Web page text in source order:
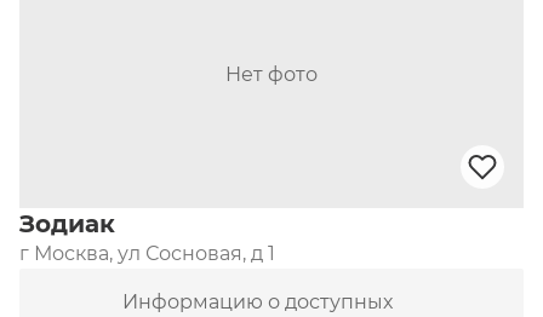
Нет фото
Зодиак
г Москва, ул Сосновая, д 1
Информацию о доступных